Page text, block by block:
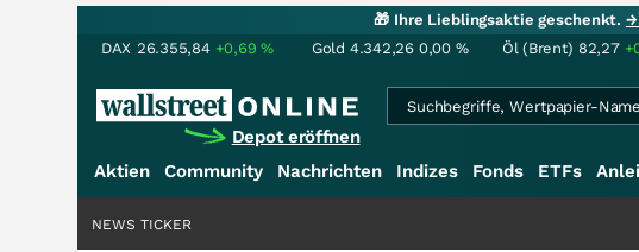
🎁 Ihre Lieblingsaktie geschenkt.→
DAX 26.355,84 +0,69% Gold 4.342,26 0,00 % Öl (Brent) 82,27
Depot eröffnen
Aktien Community Nachrichten Indizes Fonds ETFs
NEWS TICKER